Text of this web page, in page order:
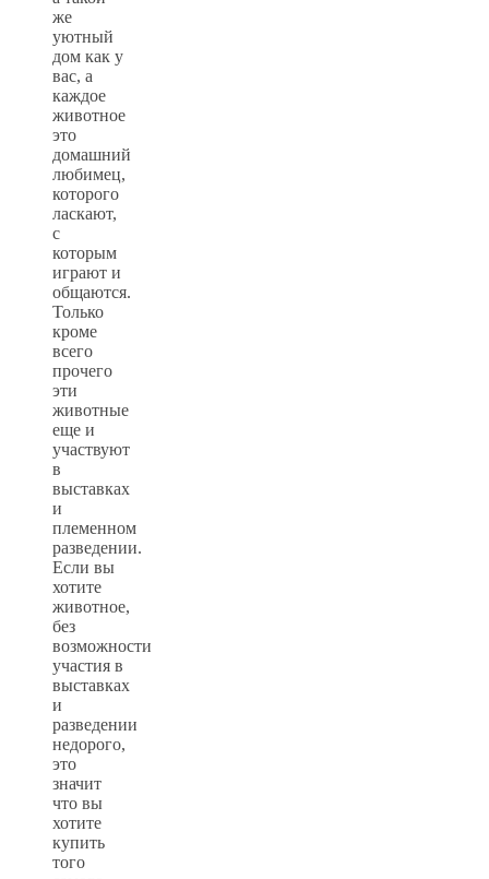
же
уютный
дом как у
вас, а
каждое
животное
это
домашний
любимец,
которого
ласкают,
с
которым
играют и
общаются.
Только
кроме
всего
прочего
эти
животные
еще и
участвуют
в
выставках
и
племенном
разведении.
Если вы
хотите
животное,
без
возможности
участия в
выставках
и
разведении
недорого,
это
значит
что вы
хотите
купить
того